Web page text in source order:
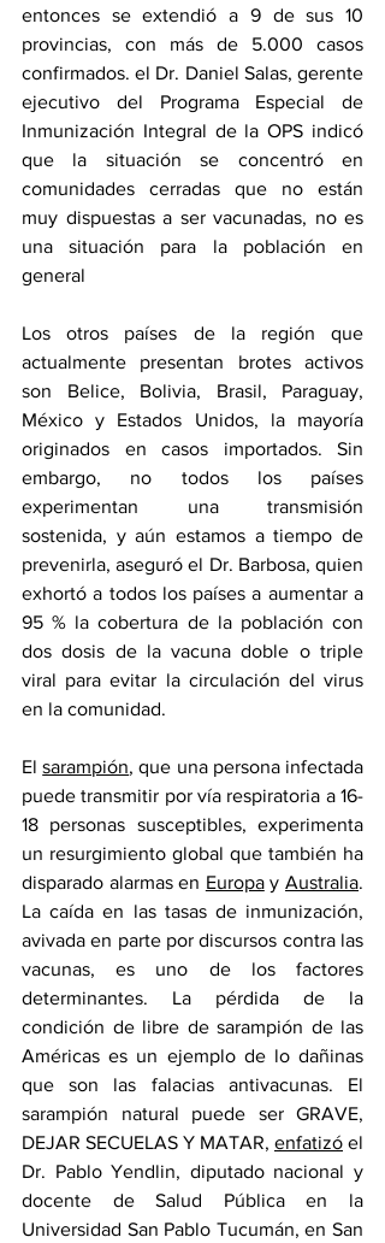
entonces se extendió a 9 de sus 10
provincias, con más de 5.000 casos
confirmados. el Dr. Daniel Salas, gerente
ejecutivo del Programa Especial de
Inmunización Integral de la OPS indicó
que la situación se concentró en
comunidades cerradas que no están
muy dispuestas a ser vacunadas, no es
una situación para la población en
general
Los otros países de la región que
actualmente presentan brotes activos
son Belice, Bolivia, Brasil, Paraguay,
México y Estados Unidos, la mayoría
originados en casos importados. Sin
embargo, no todos los países
experimentan una transmisión
sostenida, y aún estamos a tiempo de
prevenirla, aseguró el Dr. Barbosa, quien
exhortó a todos los países a aumentar a
95 % la cobertura de la población con
dos dosis de la vacuna doble o triple
viral para evitar la circulación del virus
en la comunidad.
El sarampión, que una persona infectada
puede transmitir por vía respiratoria a 16-
18 personas susceptibles, experimenta
un resurgimiento global que también ha
disparado alarmas en Europa y Australia.
La caída en las tasas de inmunización,
avivada en parte por discursos contra las
vacunas, es uno de los factores
determinantes. La pérdida de la
condición de libre de sarampión de las
Américas es un ejemplo de lo dañinas
que son las falacias antivacunas. El
sarampión natural puede ser GRAVE,
DEJAR SECUELAS Y MATAR, enfatizó el
Dr. Pablo Yendlin, diputado nacional y
docente de Salud Pública en la
Universidad San Pablo Tucumán, en San